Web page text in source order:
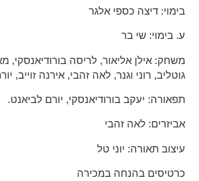
בימוי: דיצה כספי אלגר
ע. בימוי: שי בר
משחק: אילן אליאור, לריסה בורודיאנסקי,
גוטליב, רוני וגנר, לאה זהבי, אירנה זוייב,
תפאורה: יעקב בורודיאנסקי, יורם לביאנט.
אביזרים: לאה זהבי
עיצוב תאורה: יוני טל
כרטיסים בהנחה במכירה